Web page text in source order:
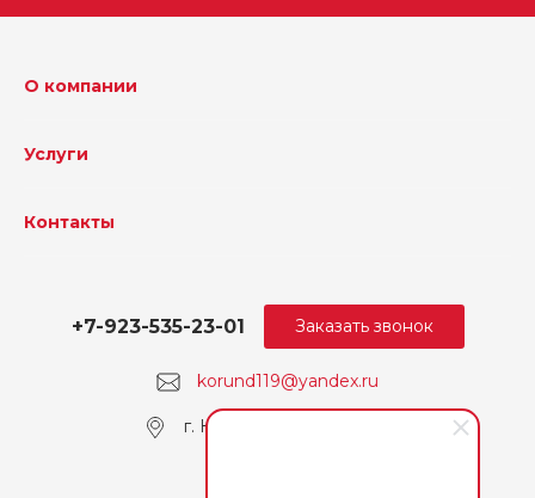
О компании
Услуги
Контакты
korund119@yandex.ru
+7-923-535-23-01
г. Кемерово, пр. Ленина
Заказать звонок